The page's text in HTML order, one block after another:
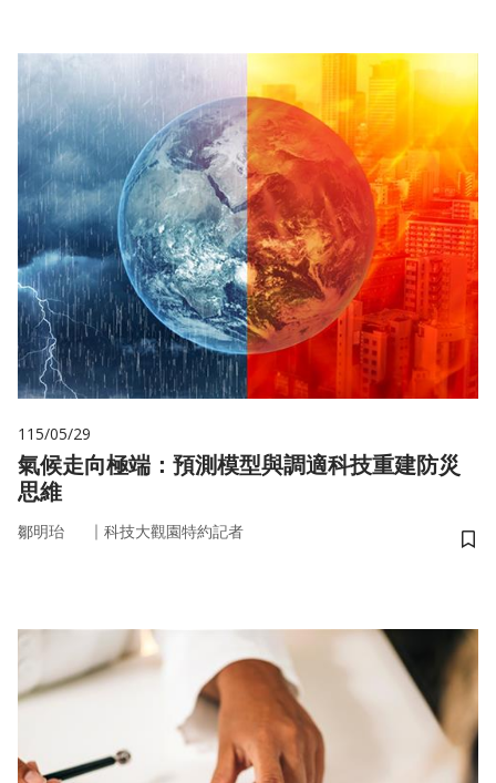
115/05/29
氣候走向極端：預測模型與調適科技重建防災
思維
鄒明珆 ｜ 科技大觀園特約記者
儲